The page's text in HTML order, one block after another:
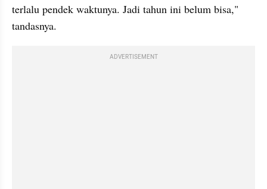
terlalu pendek waktunya. Jadi tahun ini belum bisa,"
tandasnya.
ADVERTISEMENT